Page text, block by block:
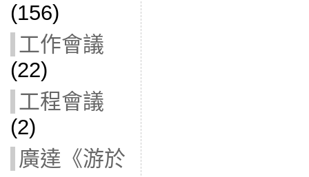
(156)
工作會議
(22)
工程會議
(2)
廣達《游於